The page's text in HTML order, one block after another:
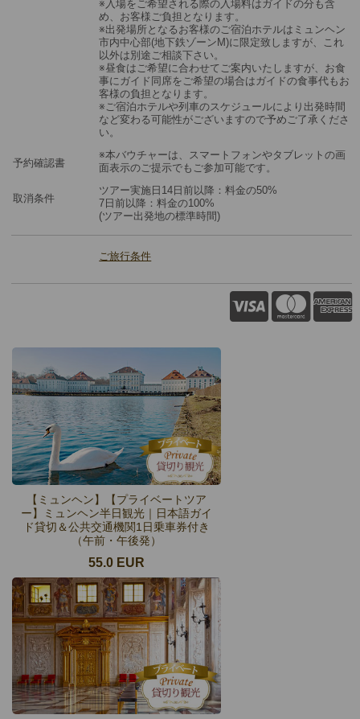
※入場をご希望される際の入場料はガイドの分も含
め、お客様ご負担となります。
※出発場所となるお客様のご宿泊ホテルはミュンヘン
市内中心部(地下鉄ゾーンM)に限定致しますが、これ
以外は別途ご相談下さい。
※昼食はご希望に合わせてご案内いたしますが、お食
事にガイド同席をご希望の場合はガイドの食事代もお
客様の負担となります。
※ご宿泊ホテルや列車のスケジュールにより出発時間
など変わる可能性がございますので予めご了承くださ
い。
予約確認書
※本バウチャーは、スマートフォンやタブレットの画
面表示のご提示でもご参加可能です。
取消条件
ツアー実施日14日前以降：料金の50%
7日前以降：料金の100%
(ツアー出発地の標準時間)
ご旅行条件
【ミュンヘン】【プライベートツア
ー】ミュンヘン半日観光｜日本語ガイ
ド貸切＆公共交通機関1日乗車券付き
（午前・午後発）
55.0 EUR